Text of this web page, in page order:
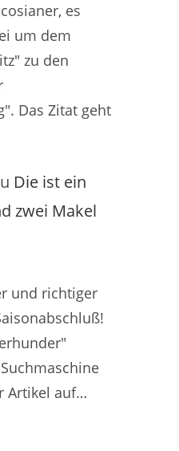
es
um dem
zu den
Das Zitat geht
Die ist ein
zwei Makel
und richtiger
Artikel auf…